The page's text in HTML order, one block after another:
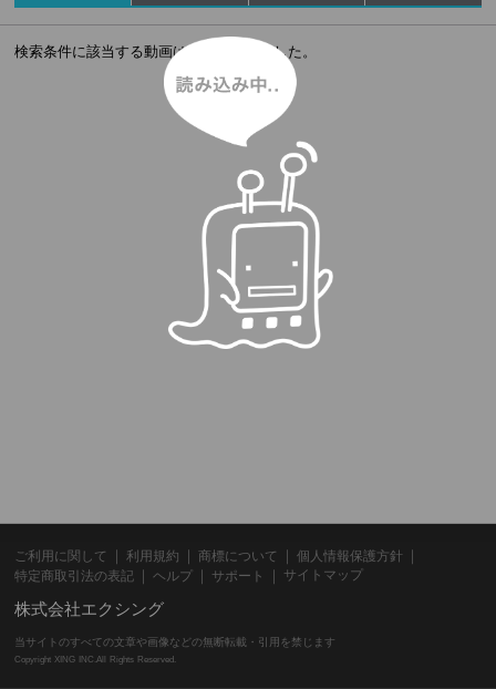
検索条件に該当する動画はありませんでした。
ご利用に関して 利用規約 商標について
個人情報保護方針
特定商取引法の表記
ヘルプ サポート サイトマップ
株式会社エクシング
当サイトのすべての文章や画像などの無断転載・引用を禁じます
Copyright XING INC.All Rights Reserved.